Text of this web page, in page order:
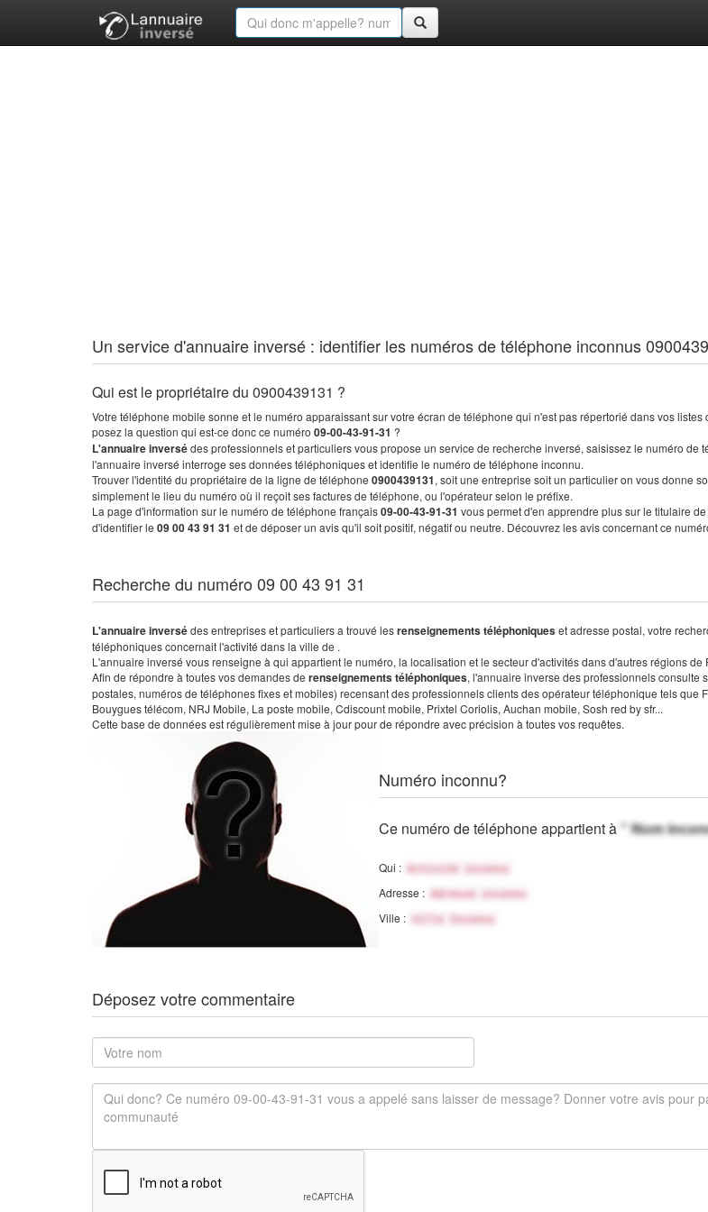
Un service d'annuaire inversé : identifier les numéros de téléphone inconnus
Qui est le propriétaire du 0900439131 ?
Votre téléphone mobile sonne et le numéro apparaissant sur votre écran de téléphone qui n'est pas répertorié dans vos listes
posez la question qui est-ce donc ce numéro 09-00-43-91-31 ?
L'annuaire inversédes professionnels et particuliers vous propose un service de recherche inversé, saisissez le numéro de
l'annuaire inversé interroge ses données téléphoniques et identifie le numéro de téléphone inconnu.
Trouver l'identité du propriétaire de la ligne de téléphone 0900439131, soit une entreprise soit un particulier on vous donne
simplement le lieu du numéro où il reçoit ses factures de téléphone, ou l'opérateur selon le préfixe.
La page d'information sur le numéro de téléphone français09-00-43-91-31 vous permet d'en apprendre plus sur le titulaire
d'identifier le 09 00 43 91 31 et de déposer un avis qu'il soit positif, négatif ou neutre. Découvrez les avis concernant ce
Recherche du numéro 09 00 43 91 31
L'annuaire inversédes entreprises et particuliers a trouvé lesrenseignements téléphoniqueset adresse postal, votre
téléphoniques concernait l'activité dans la ville de .
L'annuaire inversé vous renseigne à qui appartient le numéro, la localisation et le secteur d'activités dans d'autres régions de
Afin de répondre à toutes vos demandes de renseignements téléphoniques, l'annuaire inverse des professionnels consulte
postales, numéros de téléphones fixes et mobiles) recensant des professionnels clients des opérateur téléphonique tels que
Bouygues télécom, NRJ Mobile, La poste mobile, Cdiscount mobile, Prixtel Coriolis, Auchan mobile, Sosh red by sfr...
Cette base de données est régulièrement mise à jour pour de répondre avec précision à toutes vos requêtes.
Numéro inconnu?
Ce numéro de téléphone appartient à" Nom
Qui : Activité inconnu
Adresse : Adresse inconnu
Ville : Ville Inconnu
Déposez votre commentaire